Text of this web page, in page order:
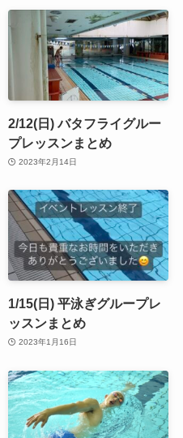
2/12(日) バタフライグルー
プレッスンまとめ
2023年2月14日
1/15(日) 平泳ぎグループレ
ッスンまとめ
2023年1月16日